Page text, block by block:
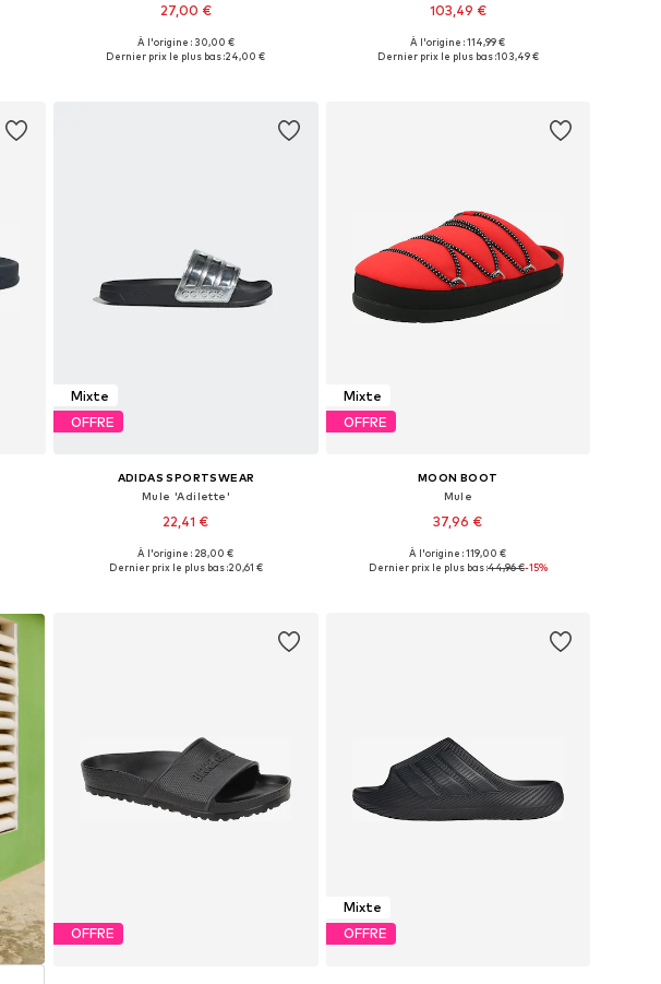
27,00 €
Disponible en plusieurs tailles
À l'origine : 30,00 €
Dernier prix le plus bas :24,00 €
103,49 €
Tailles disponibles: 40, 41, 42, 43, 44, 45
À l'origine : 114,99 €
Dernier prix le plus bas :103,49 €
Mixte
OFFRE
ADIDAS SPORTSWEAR
Mule 'Adilette'
22,41 €
Disponible en plusieurs tailles
À l'origine : 28,00 €
Dernier prix le plus bas :20,61 €
Mixte
OFFRE
MOON BOOT
Mule
37,96 €
Tailles disponibles: 38, 39, 40, 41, 42, 43
À l'origine : 119,00 €
Dernier prix le plus bas :44,96 €-15%
OFFRE
Mixte
OFFRE